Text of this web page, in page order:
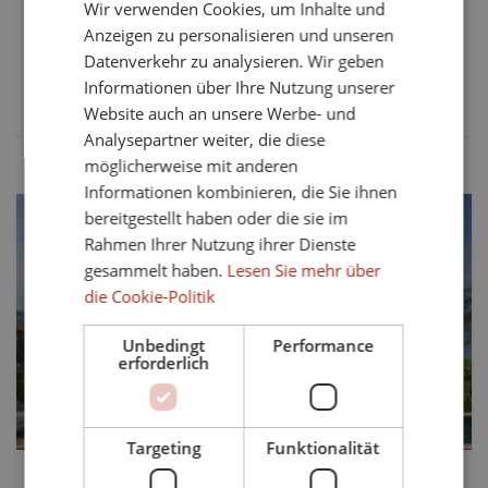
Betten:
Bäder:
6
Grundstücke:
4.048 mts²
Vorherige Weiter
SPANISH
GERMAN
Wir verwenden Cookies, um Inhalte und
Anzeigen zu personalisieren und unseren
Datenverkehr zu analysieren. Wir geben
Informationen über Ihre Nutzung unserer
Website auch an unsere Werbe- und
Analysepartner weiter, die diese
möglicherweise mit anderen
Informationen kombinieren, die Sie ihnen
bereitgestellt haben oder die sie im
Rahmen Ihrer Nutzung ihrer Dienste
gesammelt haben. Lesen Sie mehr über
die Cookie-Politik
Unbedingt
erforderlich
Performance
Targeting Funktionalität